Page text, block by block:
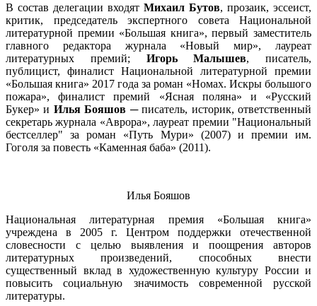
В состав делегации входят Михаил Бутов, прозаик, эссеист,
критик, председатель экспертного совета Национальной
литературной премии «Большая книга», первый заместитель
главного редактора журнала «Новый мир», лауреат
литературных премий; Игорь Малышев, писатель,
публицист, финалист Национальной литературной премии
«Большая книга» 2017 года за роман «Номах. Искры большого
пожара», финалист премий «Ясная поляна» и «Русский
Букер» и Илья Бояшов ─ писатель, историк, ответственный
секретарь журнала «Аврора», лауреат премии "Национальный
бестселлер" за роман «Путь Мури» (2007) и премии им.
Гоголя за повесть «Каменная баба» (2011).
Илья Бояшов
Национальная литературная премия «Большая книга»
учреждена в 2005 г. Центром поддержки отечественной
словесности с целью выявления и поощрения авторов
литературных произведений, способных внести
существенный вклад в художественную культуру России и
повысить социальную значимость современной русской
литературы.